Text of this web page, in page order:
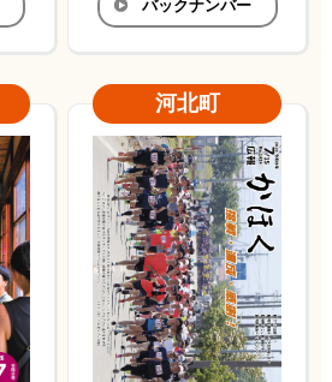
バックナンバー
河北町